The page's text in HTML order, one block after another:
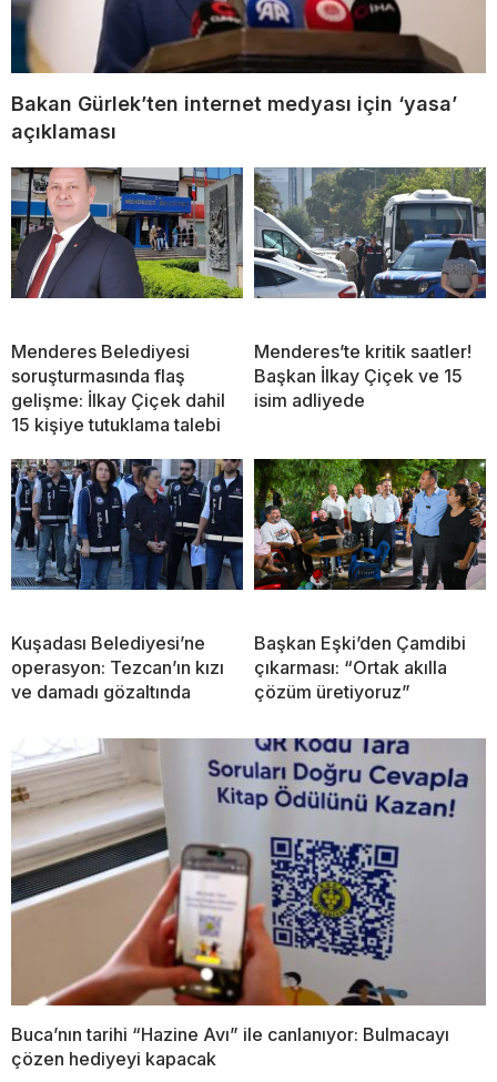
Bakan Gürlek’ten internet medyası için ‘yasa’
açıklaması
Menderes Belediyesi
soruşturmasında flaş
gelişme: İlkay Çiçek dahil
15 kişiye tutuklama talebi
Menderes’te kritik saatler!
Başkan İlkay Çiçek ve 15
isim adliyede
Kuşadası Belediyesi’ne
operasyon: Tezcan’ın kızı
ve damadı gözaltında
Başkan Eşki’den Çamdibi
çıkarması: “Ortak akılla
çözüm üretiyoruz”
Buca’nın tarihi “Hazine Avı” ile canlanıyor: Bulmacayı
çözen hediyeyi kapacak